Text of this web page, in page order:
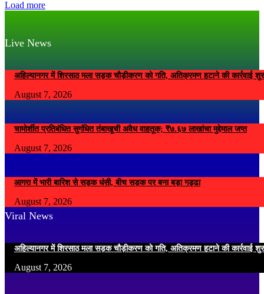
Load more
Live News
अहिल्यानगर में शिरसाठ मला सड़क चौड़ीकरण को गति, अतिक्रमण हटाने की कार्रवाई
August 7, 2026
चामोर्शीत प्रतिबंधित सुगंधित तंबाखूची अवैध वाहतूक; ₹७.६७ लाखांचा मुद्देमाल जप्त
August 7, 2026
आगरा में भारी बारिश से सड़क धंसी, बीच सड़क पर बना बड़ा गड्ढा
August 7, 2026
Viral News
अहिल्यानगर में शिरसाठ मला सड़क चौड़ीकरण को गति, अतिक्रमण हटाने की कार्रवाई
August 7, 2026